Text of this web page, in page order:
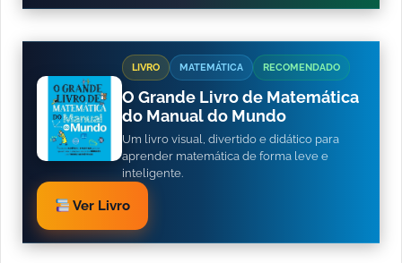
LIVRO MATEMÁTICA RECOMENDADO
O Grande Livro de Matemática
do Manual do Mundo
Um livro visual, divertido e didático para
aprender matemática de forma leve e
inteligente.
Ver Livro